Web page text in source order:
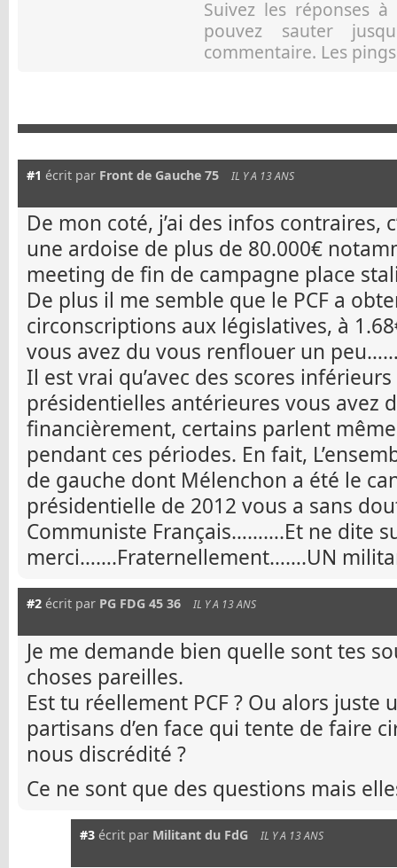
Suivez les réponses
pouvez sauter
commentaire. Les
#1 écrit par Front de Gauche 75 IL Y A 13 ANS
De mon coté, j’ai des infos contraires,
une ardoise de plus de 80.000€
meeting de fin de campagne place
De plus il me semble que le PCF a
circonscriptions aux législatives, à
vous avez du vous renflouer un
Il est vrai qu’avec des scores
présidentielles antérieures vous avez
financièrement, certains parlent
pendant ces périodes. En fait,
de gauche dont Mélenchon a été le
présidentielle de 2012 vous a sans
Communiste Français……….Et ne dite
merci…….Fraternellement…….UN
#2 écrit par PG FDG 45 36 IL Y A 13 ANS
Je me demande bien quelle sont tes
choses pareilles.
Est tu réellement PCF ? Ou alors juste
partisans d’en face qui tente de faire
nous discrédité ?
Ce ne sont que des questions mais
#3 écrit par Militant du FdG IL Y A 13 ANS